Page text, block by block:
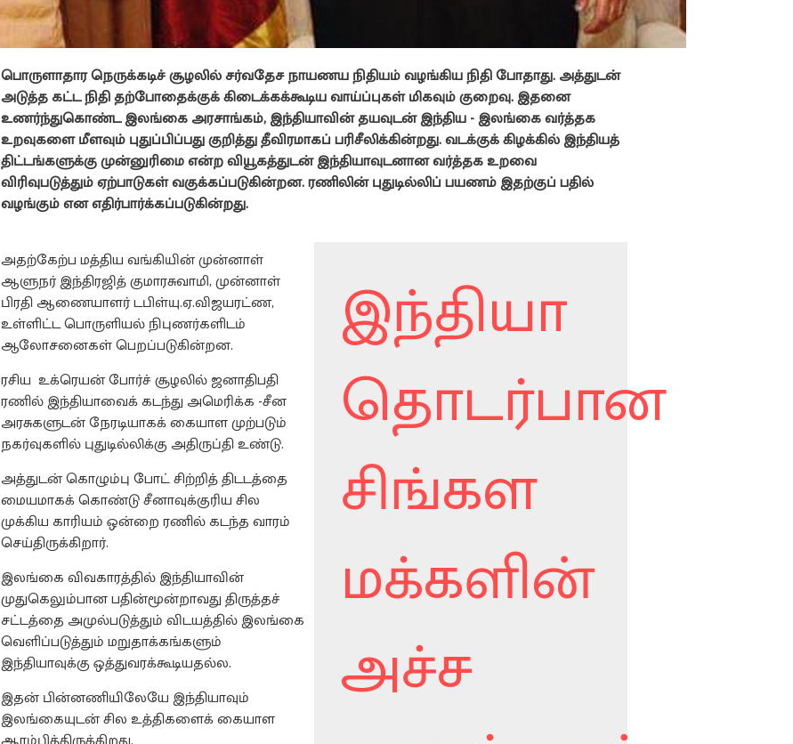
பொருளாதார நெருக்கடிச் சூழலில் சர்வதேச நாயணய நிதியம் வழங்கிய நிதி போதாது. அத்துடன்
அடுத்த கட்ட நிதி தற்போதைக்குக் கிடைக்கக்கூடிய வாய்ப்புகள் மிகவும் குறைவு. இதனை
உணர்ந்துகொண்ட இலங்கை அரசாங்கம், இந்தியாவின் தயவுடன் இந்திய - இலங்கை வர்த்தக
உறவுகளை மீளவும் புதுப்பிப்பது குறித்து தீவிரமாகப் பரிசீலிக்கின்றது. வடக்குக் கிழக்கில் இந்தியத்
திட்டங்களுக்கு முன்னுரிமை என்ற வியூகத்துடன் இந்தியாவுடனான வர்த்தக உறவை
விரிவுபடுத்தும் ஏற்பாடுகள் வகுக்கப்படுகின்றன. ரணிலின் புதுடில்லிப் பயணம் இதற்குப் பதில்
வழங்கும் என எதிர்பார்க்கப்படுகின்றது.
இந்தியா
தொடர்பான
சிங்கள
மக்களின்
அச்ச
அதற்கேற்ப மத்திய வங்கியின் முன்னாள்
ஆளுநர் இந்திரஜித் குமாரசுவாமி, முன்னாள்
பிரதி ஆணையாளர் டபிள்யு.ஏ.விஜயரட்ண,
உள்ளிட்ட பொருளியல் நிபுணர்களிடம்
ஆலோசனைகள் பெறப்படுகின்றன.
ரசிய  உக்ரெயன் போர்ச் சூழலில் ஜனாதிபதி
ரணில் இந்தியாவைக் கடந்து அமெரிக்க -சீன
அரசுகளுடன் நேரடியாகக் கையாள முற்படும்
நகர்வுகளில் புதுடில்லிக்கு அதிருப்தி உண்டு.
அத்துடன் கொழும்பு போட் சிற்றித் திடடத்தை
மையமாகக் கொண்டு சீனாவுக்குரிய சில
முக்கிய காரியம் ஒன்றை ரணில் கடந்த வாரம்
செய்திருக்கிறார்.
இலங்கை விவகாரத்தில் இந்தியாவின்
முதுகெலும்பான பதின்மூன்றாவது திருத்தச்
சட்டத்தை அமுல்படுத்தும் விடயத்தில் இலங்கை
வெளிப்படுத்தும் மறுதாக்கங்களும்
இந்தியாவுக்கு ஒத்துவரக்கூடியதல்ல.
இதன் பின்னணியிலேயே இந்தியாவும்
இலங்கையுடன் சில உத்திகளைக் கையாள